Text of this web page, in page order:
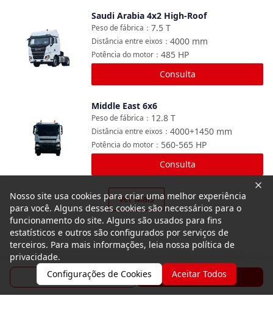
Saudi Arabia 4x2 High-Roof
7.5 T
Peso de fábrica ：
4000 mm
Distância entre eixos ：
485 HP
Potência do motor ：
Consulta
Middle East 6x6
12.8 T
Peso de fábrica ：
4000+1450 mm
Distância entre eixos ：
560-565 HP
Potência do motor ：
Consulta
Ver Mais
Folheto Consulta
Nosso site usa cookies para criar uma melhor experiência
para você. Alguns desses cookies são necessários para o
funcionamento do site. Alguns são usados para fins
estatísticos e outros são configurados por serviços de
terceiros. Para mais informações, leia nossa política de
privacidade.
Configurações de Cookies
Aceitar Todos